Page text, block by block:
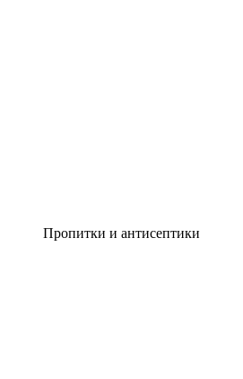
Пропитки и антисептики